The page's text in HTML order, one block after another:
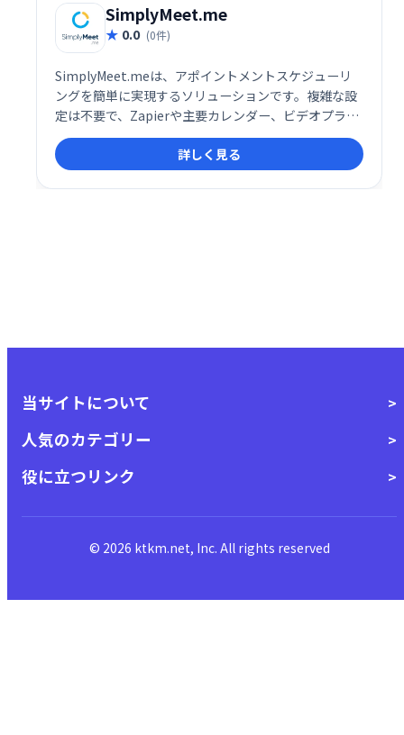
SimplyMeet.me
0.0 (0件)
SimplyMeet.meは、アポイントメントスケジューリ
ングを簡単に実現するソリューションです。複雑な設
定は不要で、Zapierや主要カレンダー、ビデオプラッ
トフォームとの統合も可能です。スムーズな予約管理
で、お客様と効率的なミーティングを実現します。業
務効率化に繋がるシンプルで使いやすいシステムで
す。
詳しく見る
当サイトについて
人気のカテゴリー
役に立つリンク
© 2026 ktkm.net, Inc. All rights reserved